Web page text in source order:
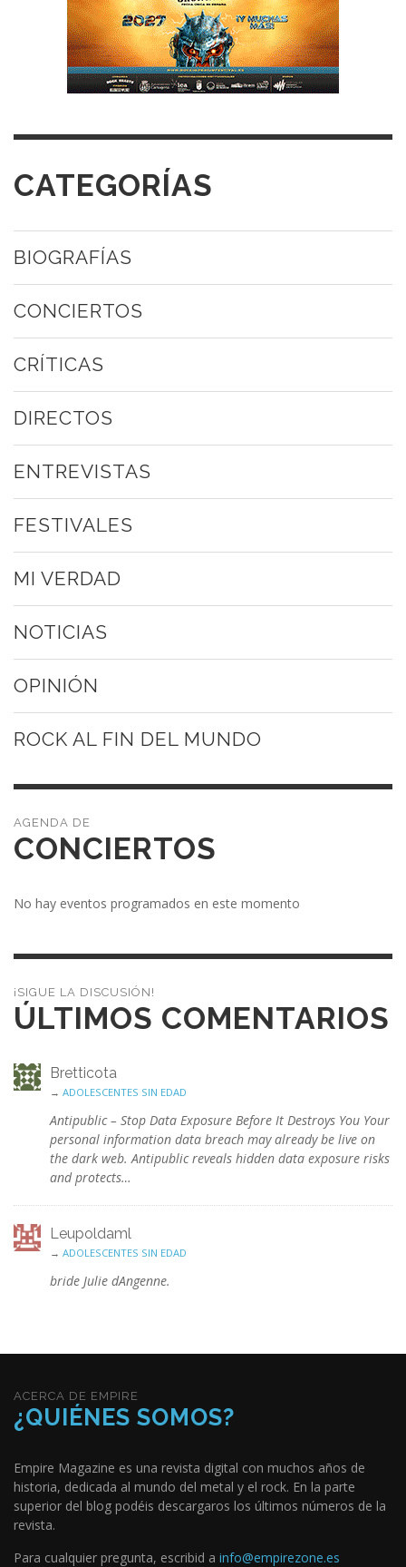
CATEGORÍAS
BIOGRAFÍAS
CONCIERTOS
CRÍTICAS
DIRECTOS
ENTREVISTAS
FESTIVALES
MI VERDAD
NOTICIAS
OPINIÓN
ROCK AL FIN DEL MUNDO
CONCIERTOS
No hay eventos programados en este momento
¡SIGUE LA DISCUSIÓN!
ÚLTIMOS COMENTARIOS
Bretticota
→ ADOLESCENTES SIN EDAD
Antipublic – Stop Data Exposure Before It Destroys You Your
personal information data breach may already be live on
the dark web. Antipublic reveals hidden data exposure risks
and protects…
Leupoldaml
→ ADOLESCENTES SIN EDAD
bride Julie dAngenne.
ACERCA DE EMPIRE
¿QUIÉNES SOMOS?
Empire Magazine es una revista digital con muchos años de
historia, dedicada al mundo del metal y el rock. En la parte
superior del blog podéis descargaros los últimos números de la
revista.
Para cualquier pregunta, escribid a info@empirezone.es